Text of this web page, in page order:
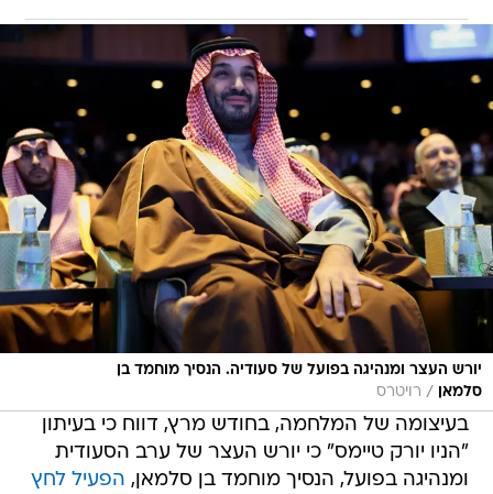
יורש העצר ומנהיגה בפועל של סעודיה. הנסיך מוחמד בן
סלמאן
/ רויטרס
בעיצומה של המלחמה, בחודש מרץ, דווח כי בעיתון
"הניו יורק טיימס" כי יורש העצר של ערב הסעודית
ומנהיגה בפועל, הנסיך מוחמד בן סלמאן, הפעיל לחץ